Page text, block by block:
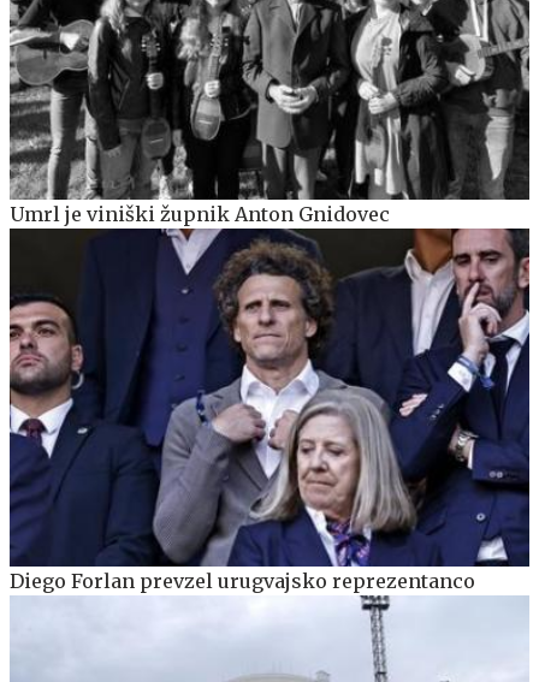
Umrl je viniški župnik Anton Gnidovec
Diego Forlan prevzel urugvajsko reprezentanco